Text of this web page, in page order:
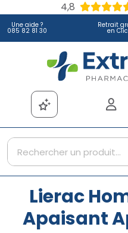
4,8
Une aide ?
085 82 81 30
Retrait
en
Lierac
Apaisant